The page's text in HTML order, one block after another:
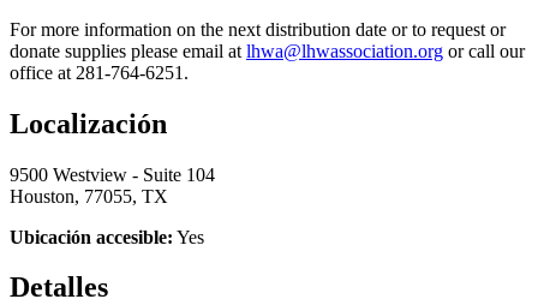
For more information on the next distribution date or to request or
donate supplies please email at lhwa@lhwassociation.org or call our
office at 281-764-6251.
Localización
9500 Westview - Suite 104
Houston, 77055, TX
Ubicación accesible: Yes
Detalles